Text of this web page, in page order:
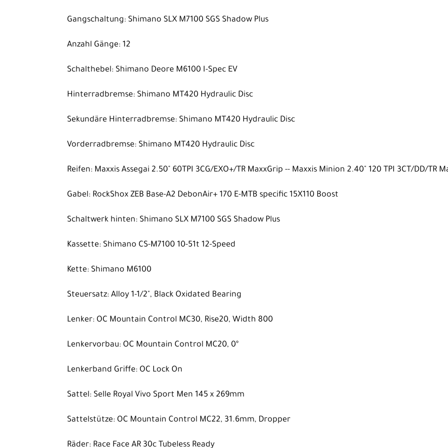
Gangschaltung: Shimano SLX M7100 SGS Shadow Plus
Anzahl Gänge: 12
Schalthebel: Shimano Deore M6100 I-Spec EV
Hinterradbremse: Shimano MT420 Hydraulic Disc
Sekundäre Hinterradbremse: Shimano MT420 Hydraulic Disc
Vorderradbremse: Shimano MT420 Hydraulic Disc
Reifen: Maxxis Assegai 2.50" 60TPI 3CG/EXO+/TR MaxxGrip -- Maxxis Minion 2.40" 120 TPI 3CT/DD/TR
Gabel: RockShox ZEB Base-A2 DebonAir+ 170 E-MTB specific 15X110 Boost
Schaltwerk hinten: Shimano SLX M7100 SGS Shadow Plus
Kassette: Shimano CS-M7100 10-51t 12-Speed
Kette: Shimano M6100
Steuersatz: Alloy 1-1/2", Black Oxidated Bearing
Lenker: OC Mountain Control MC30, Rise20, Width 800
Lenkervorbau: OC Mountain Control MC20, 0º
Lenkerband Griffe: OC Lock On
Sattel: Selle Royal Vivo Sport Men 145 x 269mm
Sattelstütze: OC Mountain Control MC22, 31.6mm, Dropper
Räder: Race Face AR 30c Tubeless Ready